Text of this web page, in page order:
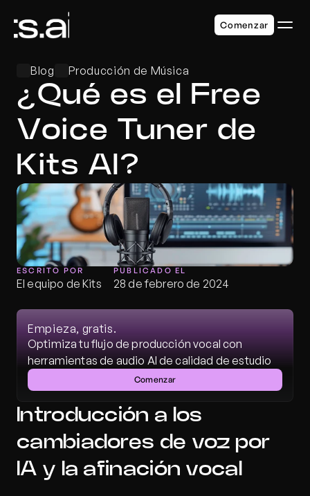
Blog Producción de Música
¿Qué es el Free
Voice Tuner de
Kits AI?
ESCRITO POR
El equipo de Kits
PUBLICADO EL
28 de febrero de 2024
Introducción a los
cambiadores de voz por
IA y la afinación vocal
Empieza, gratis.
Optimiza tu flujo de producción vocal con
herramientas de audio AI de calidad de estudio
Comenzar
Comenzar